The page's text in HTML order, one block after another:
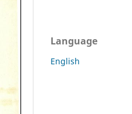
Language
English